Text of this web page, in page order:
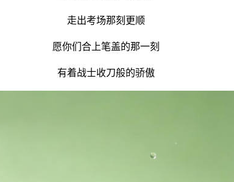
走出考场那刻更顺
愿你们合上笔盖的那一刻
有着战士收刀般的骄傲